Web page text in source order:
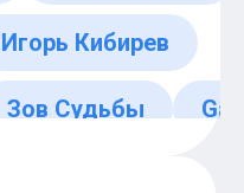
Игорь Кибирев
Зов Судьбы